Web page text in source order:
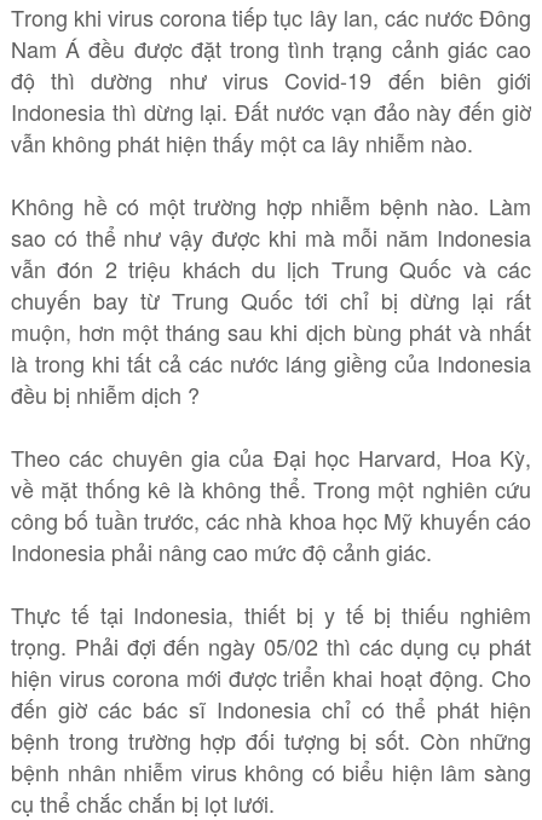
Trong khi virus corona tiếp tục lây lan, các nước Đông
Nam Á đều được đặt trong tình trạng cảnh giác cao
độ thì dường như virus Covid-19 đến biên giới
Indonesia thì dừng lại. Đất nước vạn đảo này đến giờ
vẫn không phát hiện thấy một ca lây nhiễm nào.
Không hề có một trường hợp nhiễm bệnh nào. Làm
sao có thể như vậy được khi mà mỗi năm Indonesia
vẫn đón 2 triệu khách du lịch Trung Quốc và các
chuyến bay từ Trung Quốc tới chỉ bị dừng lại rất
muộn, hơn một tháng sau khi dịch bùng phát và nhất
là trong khi tất cả các nước láng giềng của Indonesia
đều bị nhiễm dịch ?
Theo các chuyên gia của Đại học Harvard, Hoa Kỳ,
về mặt thống kê là không thể. Trong một nghiên cứu
công bố tuần trước, các nhà khoa học Mỹ khuyến cáo
Indonesia phải nâng cao mức độ cảnh giác.
Thực tế tại Indonesia, thiết bị y tế bị thiếu nghiêm
trọng. Phải đợi đến ngày 05/02 thì các dụng cụ phát
hiện virus corona mới được triển khai hoạt động. Cho
đến giờ các bác sĩ Indonesia chỉ có thể phát hiện
bệnh trong trường hợp đối tượng bị sốt. Còn những
bệnh nhân nhiễm virus không có biểu hiện lâm sàng
cụ thể chắc chắn bị lọt lưới.